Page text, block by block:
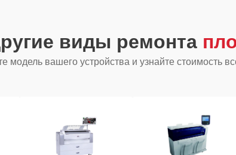
виды ремонта
модель вашего устройства и узнайте стоимость